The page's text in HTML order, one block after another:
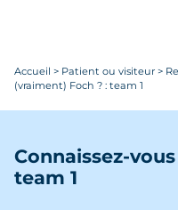
Accueil > Patient ou visiteur >
(vraiment) Foch ? : team 1
Connaissez-
team 1